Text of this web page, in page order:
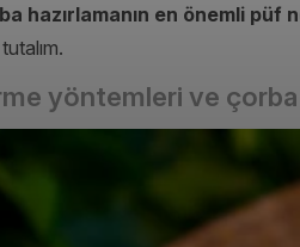
hazırlamanın en önemli püf
yöntemleri ve